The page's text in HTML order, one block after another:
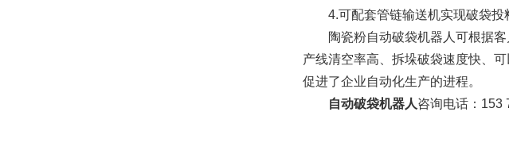
4.可配套管链输送机实现破袋投
陶瓷粉自动破袋机器人可根据
产线清空率高、拆垛破袋速度快、
促进了企业自动化生产的进程。
自动破袋机器人咨询电话： 153